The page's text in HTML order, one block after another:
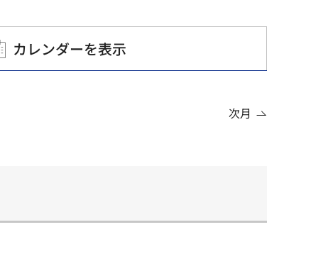
カレンダーを表示
次月